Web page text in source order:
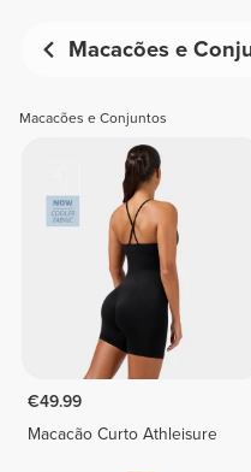
Macacões e
Macacões e Conjuntos
€49.99
Macacão Curto Athleisure